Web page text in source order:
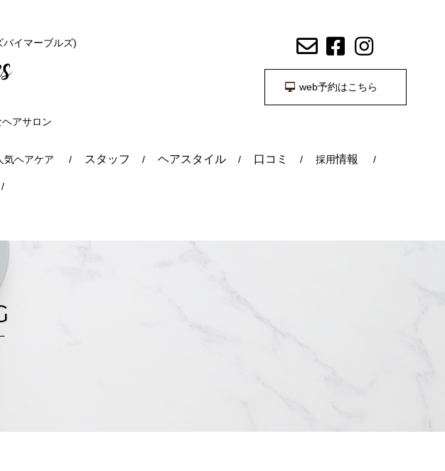
イマーブルズ)
アサロン
web予約はこちら
気ヘアケア スタッフ ヘアスタイル 口コミ 採用情報